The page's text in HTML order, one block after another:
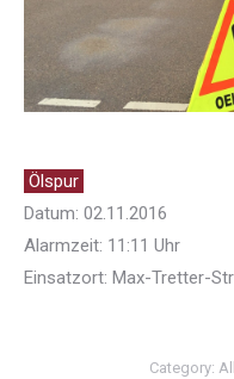
Ölspur
Datum: 02.11.2016
Alarmzeit: 11:11 Uhr
Einsatzort: Max-Tretter-
Category: